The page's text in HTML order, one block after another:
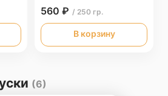
560 ₽ / 250 гр.
В корзину
(6)